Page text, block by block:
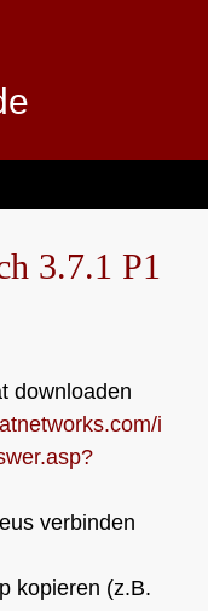
3.7.1 P1
downloaden
i
verbinden
kopieren (z.B.